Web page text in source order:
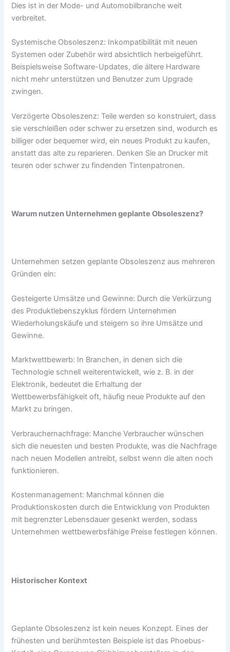
Dies ist in der Mode- und Automobilbranche weit
verbreitet.
Systemische Obsoleszenz: Inkompatibilität mit neuen
Systemen oder Zubehör wird absichtlich herbeigeführt.
Beispielsweise Software-Updates, die ältere Hardware
nicht mehr unterstützen und Benutzer zum Upgrade
zwingen.
Verzögerte Obsoleszenz: Teile werden so konstruiert, dass
sie verschleißen oder schwer zu ersetzen sind, wodurch es
billiger oder bequemer wird, ein neues Produkt zu kaufen,
anstatt das alte zu reparieren. Denken Sie an Drucker mit
teuren oder schwer zu findenden Tintenpatronen.
Warum nutzen Unternehmen geplante Obsoleszenz?
Unternehmen setzen geplante Obsoleszenz aus mehreren
Gründen ein:
Gesteigerte Umsätze und Gewinne: Durch die Verkürzung
des Produktlebenszyklus fördern Unternehmen
Wiederholungskäufe und steigern so ihre Umsätze und
Gewinne.
Marktwettbewerb: In Branchen, in denen sich die
Technologie schnell weiterentwickelt, wie z. B. in der
Elektronik, bedeutet die Erhaltung der
Wettbewerbsfähigkeit oft, häufig neue Produkte auf den
Markt zu bringen.
Verbrauchernachfrage: Manche Verbraucher wünschen
sich die neuesten und besten Produkte, was die Nachfrage
nach neuen Modellen antreibt, selbst wenn die alten noch
funktionieren.
Kostenmanagement: Manchmal können die
Produktionskosten durch die Entwicklung von Produkten
mit begrenzter Lebensdauer gesenkt werden, sodass
Unternehmen wettbewerbsfähige Preise festlegen können.
Historischer Kontext
Geplante Obsoleszenz ist kein neues Konzept. Eines der
frühesten und berühmtesten Beispiele ist das Phoebus-